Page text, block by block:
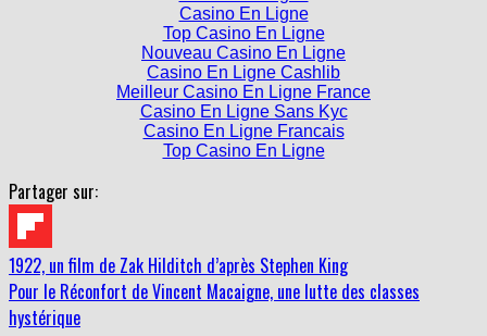
Top Casino En Ligne
Nouveau Casino En Ligne
Casino En Ligne Cashlib
Meilleur Casino En Ligne France
Casino En Ligne Sans Kyc
Casino En Ligne Francais
Top Casino En Ligne
Partager sur:
1922, un film de Zak Hilditch d’après Stephen King
Pour le Réconfort de Vincent Macaigne, une lutte des classes
hystérique